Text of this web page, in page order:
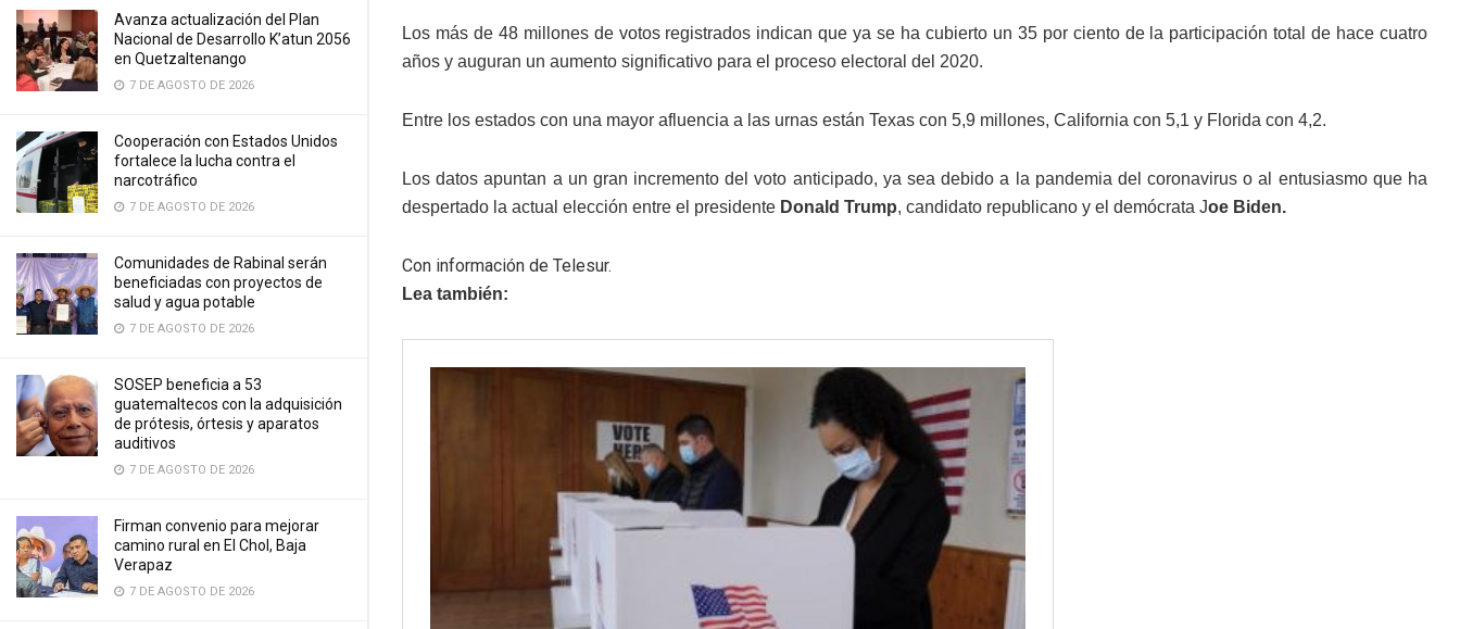
Avanza actualización del Plan
Nacional de Desarrollo K’atun 2056
en Quetzaltenango
7 DE AGOSTO DE 2026
Cooperación con Estados Unidos
fortalece la lucha contra el
narcotráfico
7 DE AGOSTO DE 2026
Comunidades de Rabinal serán
beneficiadas con proyectos de
salud y agua potable
7 DE AGOSTO DE 2026
SOSEP beneficia a 53
guatemaltecos con la adquisición
de prótesis, órtesis y aparatos
auditivos
7 DE AGOSTO DE 2026
Firman convenio para mejorar
camino rural en El Chol, Baja
Verapaz
7 DE AGOSTO DE 2026
Los más de 48 millones de votos registrados indican que ya se ha cubierto un 35 por ciento de la participación total de hace cuatro
años y auguran un aumento significativo para el proceso electoral del 2020.
Entre los estados con una mayor afluencia a las urnas están Texas con 5,9 millones, California con 5,1 y Florida con 4,2.
Los datos apuntan a un gran incremento del voto anticipado, ya sea debido a la pandemia del coronavirus o al entusiasmo que ha
despertado la actual elección entre el presidente Donald Trump, candidato republicano y el demócrata Joe Biden.
Con información de Telesur.
Lea también: